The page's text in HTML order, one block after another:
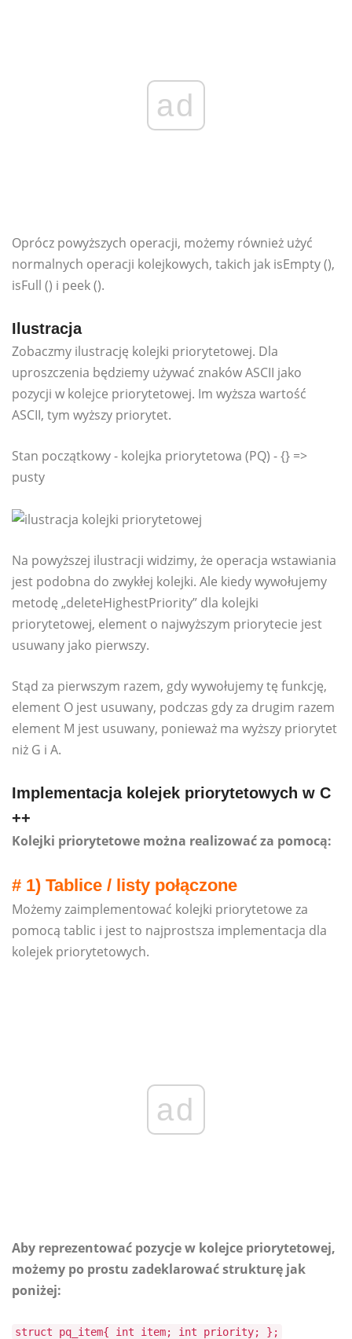
ad
Oprócz powyższych operacji, możemy również użyć
normalnych operacji kolejkowych, takich jak isEmpty (),
isFull () i peek ().
Ilustracja
Zobaczmy ilustrację kolejki priorytetowej. Dla
uproszczenia będziemy używać znaków ASCII jako
pozycji w kolejce priorytetowej. Im wyższa wartość
ASCII, tym wyższy priorytet.
Stan początkowy - kolejka priorytetowa (PQ) - {} =>
pusty
Na powyższej ilustracji widzimy, że operacja wstawiania
jest podobna do zwykłej kolejki. Ale kiedy wywołujemy
metodę „deleteHighestPriority” dla kolejki
priorytetowej, element o najwyższym priorytecie jest
usuwany jako pierwszy.
Stąd za pierwszym razem, gdy wywołujemy tę funkcję,
element O jest usuwany, podczas gdy za drugim razem
element M jest usuwany, ponieważ ma wyższy priorytet
niż G i A.
Implementacja kolejek priorytetowych w C
++
Kolejki priorytetowe można realizować za pomocą:
# 1) Tablice / listy połączone
Możemy zaimplementować kolejki priorytetowe za
pomocą tablic i jest to najprostsza implementacja dla
kolejek priorytetowych.
ad
Aby reprezentować pozycje w kolejce priorytetowej,
możemy po prostu zadeklarować strukturę jak
poniżej:
struct pq_item{ int item; int priority; };